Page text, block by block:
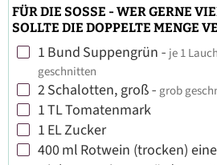
FÜR DIE SOSSE - WER GERNE
SOLLTE DIE DOPPELTE MENGE
▢
1 Bund Suppengrün - je 1
geschnitten
▢
2Schalotten, groß - grob
▢
1TLTomatenmark
▢
1 ELZucker
▢
400ml Rotwein (trocken)